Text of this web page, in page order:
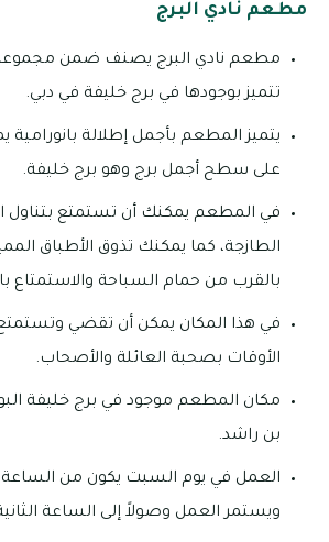
مطعم نادي البرج
مطعم نادي البرج يصنف ضمن مجموعة
تتميز بوجودها في برج خليفة في دبي.
يتميز المطعم بأجمل إطلالة
على سطح أجمل برج وهو برج خليفة.
في المطعم يمكنك أن تستمتع بتناول
الطازجة، كما يمكنك تذوق الأطباق
بالقرب من حمام السباحة والاستمتاع
في هذا المكان يمكن أن تقضي
الأوقات بصحبة العائلة والأصحاب.
مكان المطعم موجود في برج خليفة
بن راشد.
العمل في يوم السبت يكون من الساعة
ويستمر العمل وصولاً إلى الساعة